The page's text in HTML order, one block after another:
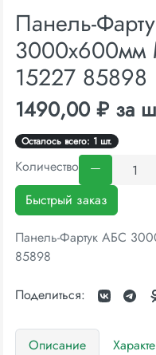
Панель-
3000х600мм
15227 85898
1490,00 ₽ за
Осталось всего: 1 шт.
Количество
Быстрый заказ
Панель-Фартук АБС
85898
Поделиться:
Описание